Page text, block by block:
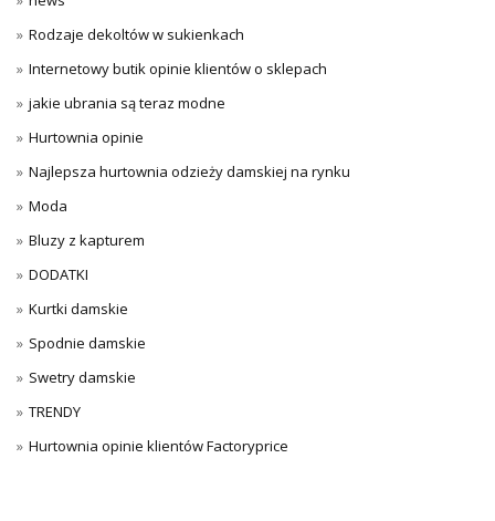
Rodzaje dekoltów w sukienkach
Internetowy butik opinie klientów o sklepach
jakie ubrania są teraz modne
Hurtownia opinie
Najlepsza hurtownia odzieży damskiej na rynku
Moda
Bluzy z kapturem
DODATKI
Kurtki damskie
Spodnie damskie
Swetry damskie
TRENDY
Hurtownia opinie klientów Factoryprice